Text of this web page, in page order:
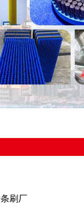
刷厂